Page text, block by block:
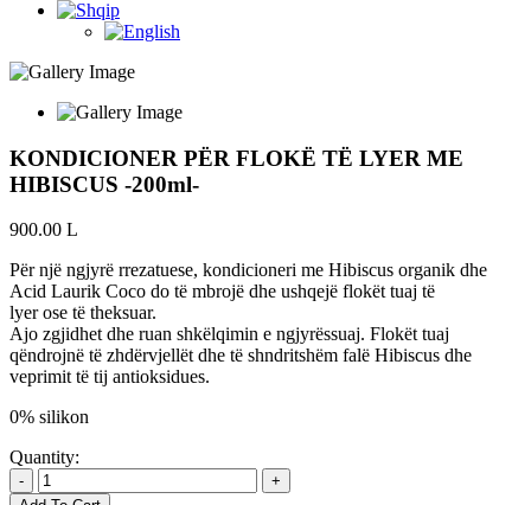
KONDICIONER PËR FLOKË TË LYER ME
HIBISCUS -200ml-
900.00 L
Për një ngjyrë rrezatuese, kondicioneri me Hibiscus organik dhe
Acid Laurik Coco do të mbrojë dhe ushqejë flokët tuaj të
lyer ose të theksuar.
Ajo zgjidhet dhe ruan shkëlqimin e ngjyrëssuaj. Flokët tuaj
qëndrojnë të zhdërvjellët dhe të shndritshëm falë Hibiscus dhe
veprimit të tij antioksidues.
0% silikon
Quantity:
-
+